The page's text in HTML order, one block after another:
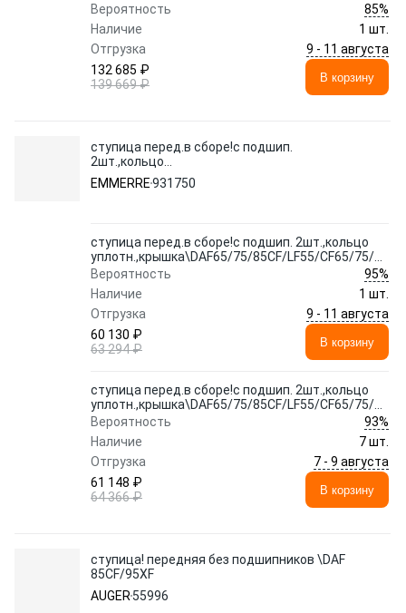
Вероятность
85%
Наличие
1 шт.
Отгрузка
9 - 11 августа
132 685 ₽
139 669 ₽
В корзину
ступица перед.в сборе!с подшип.
2шт.,кольцо
уплотн.,крышка\DAF65/75/85CF/LF55/CF65/75/85IV
EMMERRE931750
ступица перед.в сборе!с подшип. 2шт.,кольцо
Вероятность
95%
Наличие
1 шт.
Отгрузка
9 - 11 августа
60 130 ₽
63 294 ₽
В корзину
ступица перед.в сборе!с подшип. 2шт.,кольцо
Вероятность
93%
Наличие
7 шт.
Отгрузка
7 - 9 августа
61 148 ₽
64 366 ₽
В корзину
ступица! передняя без подшипников \DAF
85CF/95XF
AUGER 55996